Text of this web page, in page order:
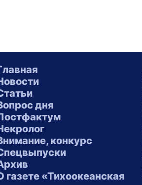
дня
конкурс
газете «Тихоокеанская